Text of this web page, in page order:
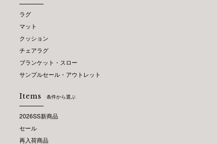
ラグ
マット
クッション
チェアラグ
ブランケット・スロー
サンプルセール・アウトレット
Items 条件から選ぶ
2026SS新商品
セール
再入荷商品